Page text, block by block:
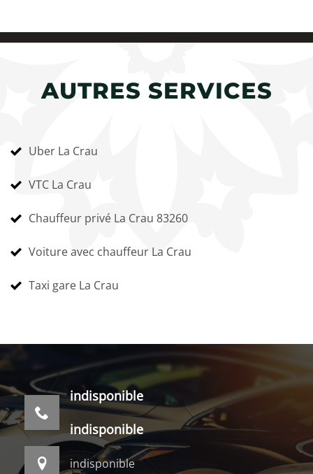
AUTRES SERVICES
Uber La Crau
VTC La Crau
Chauffeur privé La Crau 83260
Voiture avec chauffeur La Crau
Taxi gare La Crau
indisponible
indisponible
indisponible